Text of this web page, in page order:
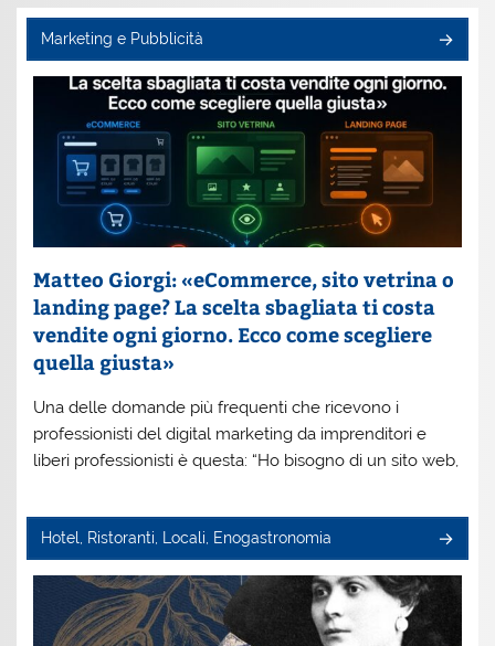
Marketing e Pubblicità
Matteo Giorgi: «eCommerce, sito vetrina o
landing page? La scelta sbagliata ti costa
vendite ogni giorno. Ecco come scegliere
quella giusta»
Una delle domande più frequenti che ricevono i
professionisti del digital marketing da imprenditori e
liberi professionisti è questa: “Ho bisogno di un sito web,
Hotel, Ristoranti, Locali, Enogastronomia